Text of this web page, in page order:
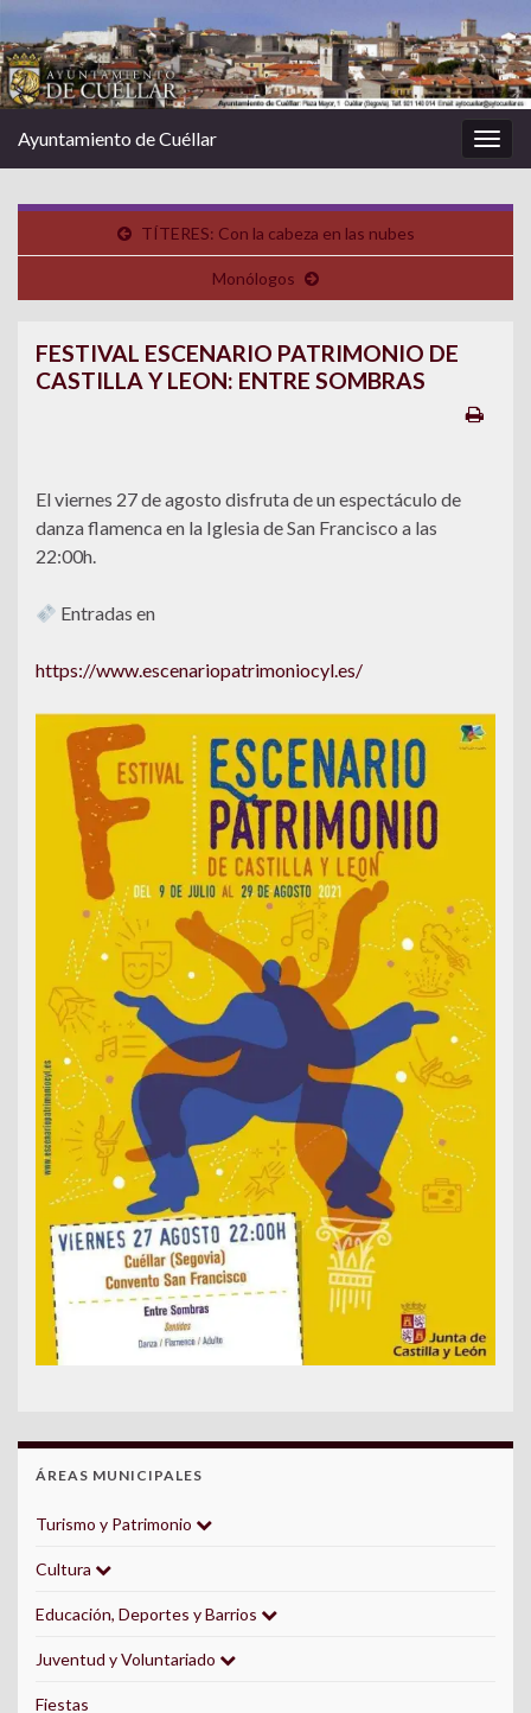
la
Ayuntamiento de Cuéllar
TÍTERES: Con la cabeza en las nubes
Monólogos
FESTIVAL ESCENARIO PATRIMONIO DE
CASTILLA Y LEON: ENTRE SOMBRAS
El viernes 27 de agosto disfruta de un espectáculo de
danza flamenca en la Iglesia de San Francisco a las
22:00h.
Entradas en
https://www.escenariopatrimoniocyl.es/
ÁREAS MUNICIPALES
Turismo y Patrimonio
Cultura
Educación, Deportes y Barrios
Juventud y Voluntariado
Fiestas